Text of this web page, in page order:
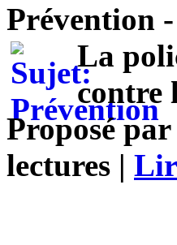
Prévention
La
contre
Proposé par
lectures |